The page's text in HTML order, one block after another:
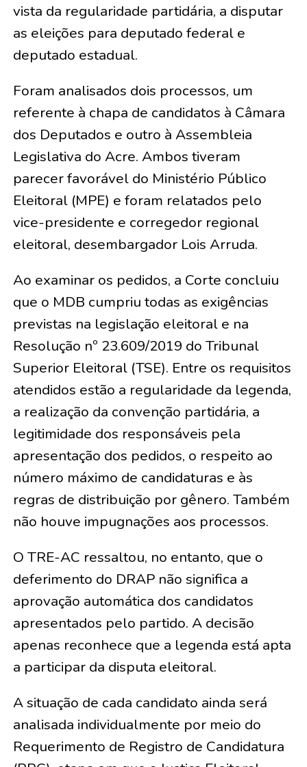
vista da regularidade partidária, a disputar
as eleições para deputado federal e
deputado estadual.
Foram analisados dois processos, um
referente à chapa de candidatos à Câmara
dos Deputados e outro à Assembleia
Legislativa do Acre. Ambos tiveram
parecer favorável do Ministério Público
Eleitoral (MPE) e foram relatados pelo
vice-presidente e corregedor regional
eleitoral, desembargador Lois Arruda.
Ao examinar os pedidos, a Corte concluiu
que o MDB cumpriu todas as exigências
previstas na legislação eleitoral e na
Resolução nº 23.609/2019 do Tribunal
Superior Eleitoral (TSE). Entre os requisitos
atendidos estão a regularidade da legenda,
a realização da convenção partidária, a
legitimidade dos responsáveis pela
apresentação dos pedidos, o respeito ao
número máximo de candidaturas e às
regras de distribuição por gênero. Também
não houve impugnações aos processos.
O TRE-AC ressaltou, no entanto, que o
deferimento do DRAP não significa a
aprovação automática dos candidatos
apresentados pelo partido. A decisão
apenas reconhece que a legenda está apta
a participar da disputa eleitoral.
A situação de cada candidato ainda será
analisada individualmente por meio do
Requerimento de Registro de Candidatura